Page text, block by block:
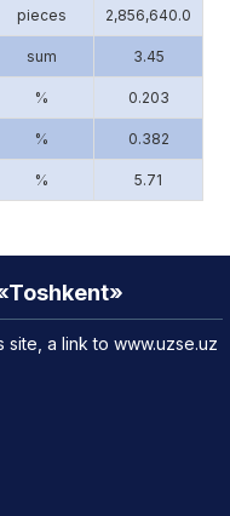
pieces 2,856,640.0
sum 3.45
% 0.203
% 0.382
% 5.71
site, a link to www.uzse.uz